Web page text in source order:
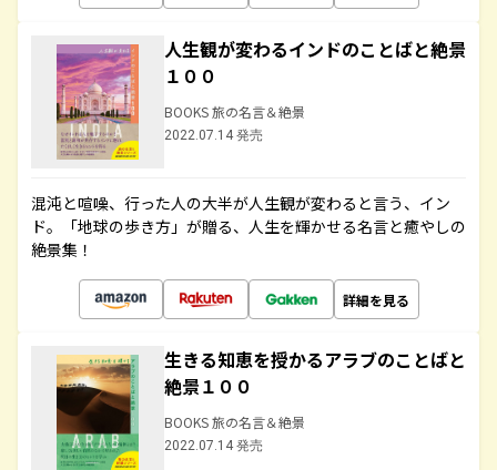
人生観が変わるインドのことばと絶景
１００
BOOKS 旅の名言＆絶景
2022.07.14 発売
混沌と喧噪、行った人の大半が人生観が変わると言う、イン
ド。「地球の歩き方」が贈る、人生を輝かせる名言と癒やしの
絶景集！
詳細を見る
生きる知恵を授かるアラブのことばと
絶景１００
BOOKS 旅の名言＆絶景
2022.07.14 発売